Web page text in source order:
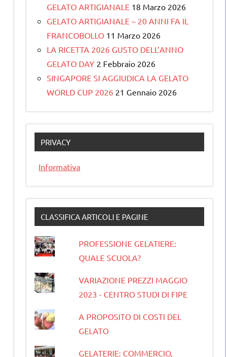
GELATO ARTIGIANALE 18 Marzo 2026
GELATO ARTIGIANALE – 20 ANNI FA IL
FRANCOBOLLO 11 Marzo 2026
LA RICETTA 2026 GUSTO DELL’ANNO
GELATO DAY 2 Febbraio 2026
SINGAPORE SI AGGIUDICA LA GELATO
WORLD CUP 2026 21 Gennaio 2026
PRIVACY
Informativa
CLASSIFICA ARTICOLI E PAGINE
PROFESSIONE GELATIERE:
QUALE SCUOLA?
VARIAZIONE PREZZI MAGGIO
2023 - CENTRO STUDI DI FIPE
A PROPOSITO DI COSTI DEL
GELATO
GELATERIE: COMMERCIO,